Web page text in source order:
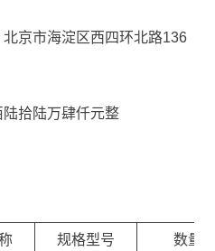
京市海淀区西四环北路136
拾陆万肆仟元整
规格型号 数量